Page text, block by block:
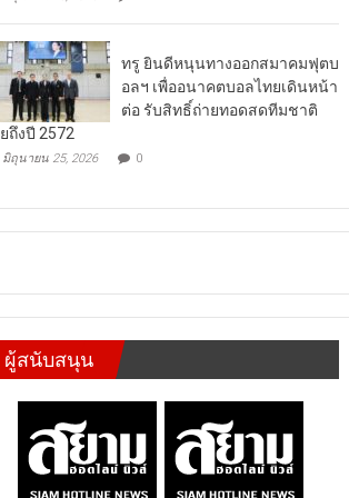
ทรู ยินดีหนุนทางออกสมาคมฟุตบ
อลฯ เพื่ออนาคตบอลไทยเดินหน้า
ต่อ รับสิทธิ์ถ่ายทอดสดทีมชาติ
ถึงปี 2572
มิถุนายน 25, 2026 0
ผู้สนับสนุน